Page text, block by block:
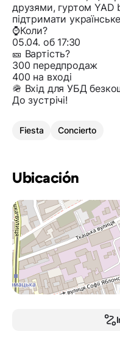
друзями, гуртом YAD
підтримати
⌚️Коли?
05.04. об 17:30
🎫 Вартість?
300 передпродаж
400 на вході
🪖 Вхід для УБД
До зустрічі!
Fiesta Concierto
Ubicación